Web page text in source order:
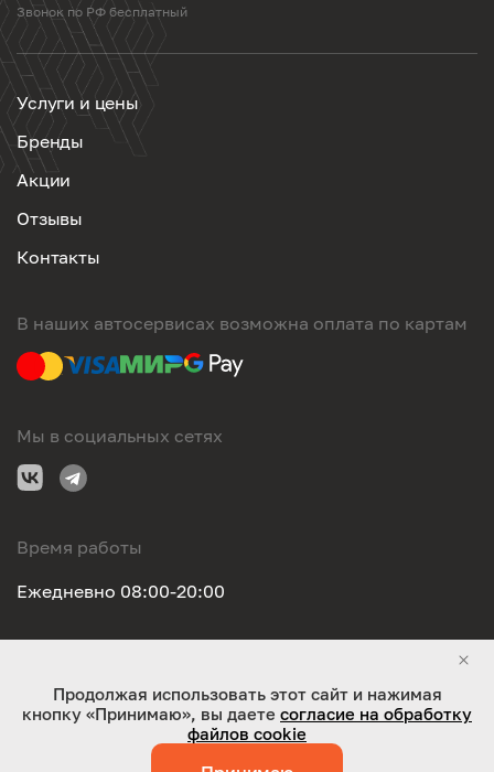
Звонок по РФ бесплатный
Услуги и цены
Бренды
Акции
Отзывы
Контакты
В наших автосервисах возможна оплата по картам
Мы в социальных сетях
Время работы
Ежедневно 08:00-20:00
ООО "Оригинал-сервис". Все права защищены 2026
Продолжая использовать этот сайт и нажимая
кнопку «Принимаю», вы даете согласие на обработку
файлов cookie